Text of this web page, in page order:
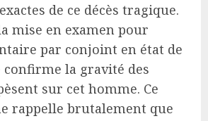
de ce décès tragique.
mise en examen pour
par conjoint en état de
la gravité des
sur cet homme. Ce
rappelle brutalement que